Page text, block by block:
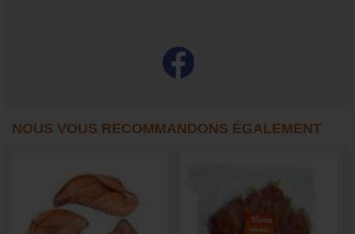
NOUS VOUS RECOMMANDONS ÉGALEMENT